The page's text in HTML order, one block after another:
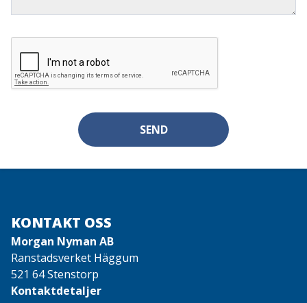
SEND
KONTAKT OSS
Morgan Nyman AB
Ranstadsverket Häggum
521 64 Stenstorp
Kontaktdetaljer